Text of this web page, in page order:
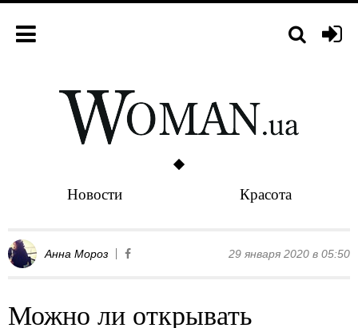
Новости Красота
Анна Мороз 29 января 2020 в 05:50
Можно ли открывать